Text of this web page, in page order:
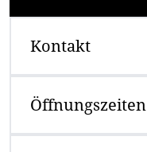
Kontakt
Öffnungszeiten